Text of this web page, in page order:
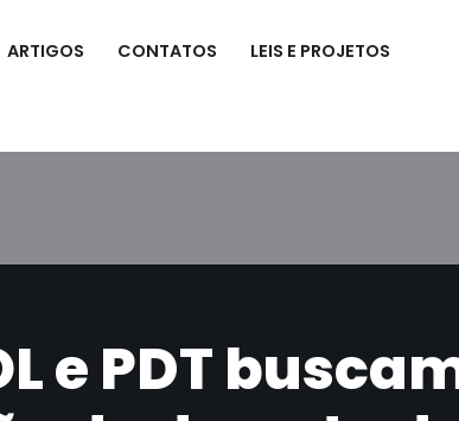
ARTIGOS CONTATOS LEIS E PROJETOS
e PDT